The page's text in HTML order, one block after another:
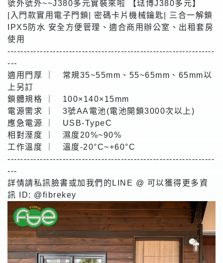
號外號外~~J380多元實裝來啦 【琺博J380多元】
|入門款實用電子門鎖| 密碼卡片機械鑰匙| 三合一解鎖
IPX5防水 安全方便管理、適合商用辦公室、出租套房
使用
----------------------------------------------------------------
---
適用門厚 ｜ 常規35~55mm、55~65mm、65mm以
上另訂
鎖體規格 ｜ 100×140×15mm
電源需求 ｜ 3號AA電池(電池開鎖3000次以上)
應急電源 ｜ USB-TypeC
相對溼度 ｜ 濕度20%~90%
工作溫度 ｜ 溫度-20°C~+60°C
----------------------------------------------------------------
---
詳情請私訊臉書或加我們的LINE @ 可以獲得更多資
訊 ID: @fibrekey